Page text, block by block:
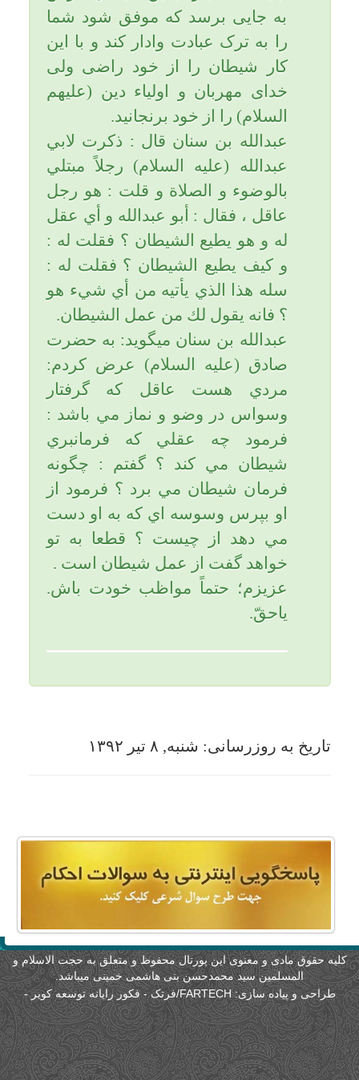
حقوق مادی و معنوی این پورتال محفوظ و متعلق به حجت الاسلام و
المسلمین سید محمدحسن بنی هاشمی خمینی میباشد.
طراحی و پیاده سازی:FARTECH/فرتک - فکور رایانه توسعه کویر -